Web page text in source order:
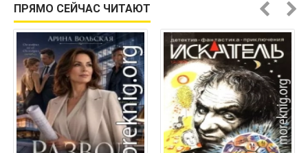
ПРЯМО СЕЙЧАС ЧИТАЮТ